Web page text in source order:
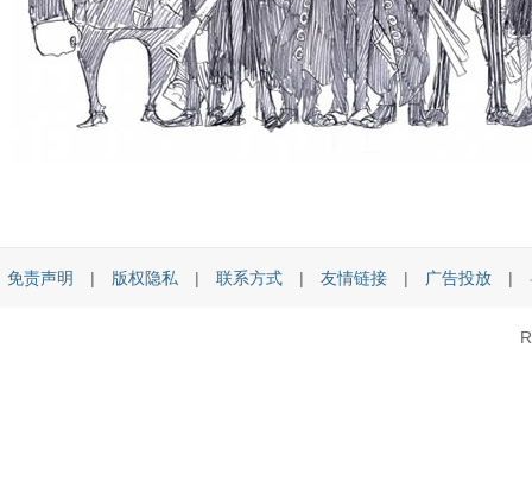
免责声明 | 版权隐私 | 联系方式 | 友情链接 | 广告投放 |